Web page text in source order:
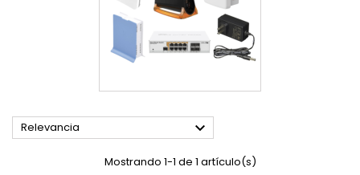
Relevancia 
Mostrando 1-1 de 1 artículo(s)